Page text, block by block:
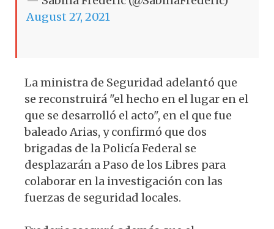
August 27, 2021
La ministra de Seguridad adelantó que
se reconstruirá "el hecho en el lugar en el
que se desarrolló el acto", en el que fue
baleado Arias, y confirmó que dos
brigadas de la Policía Federal se
desplazarán a Paso de los Libres para
colaborar en la investigación con las
fuerzas de seguridad locales.